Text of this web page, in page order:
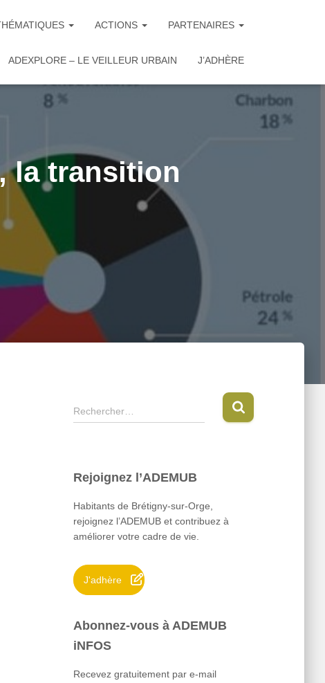
ACTIONS PARTENAIRES
ADEXPLORE – LE VEILLEUR URBAIN J’ADHÈRE
la transition
R
e
r
h
e
r
:
Rechercher…
Rejoignez l’ADEMUB
Habitants de Brétigny-sur-Orge,
rejoignez l’ADEMUB et contribuez à
améliorer votre cadre de vie.
J'adhère
Abonnez-vous à ADEMUB
iNFOS
Recevez gratuitement par e-mail